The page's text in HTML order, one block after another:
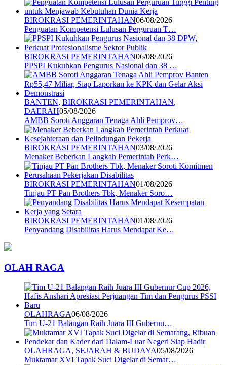
BIROKRASI PEMERINTAHAN06/08/2026
Penguatan Kompetensi Lulusan Perguruan T…
BIROKRASI PEMERINTAHAN06/08/2026
PPSPI Kukuhkan Pengurus Nasional dan 38 …
BANTEN, BIROKRASI PEMERINTAHAN,
DAERAH05/08/2026
AMBB Soroti Anggaran Tenaga Ahli Pemprov…
BIROKRASI PEMERINTAHAN03/08/2026
Menaker Beberkan Langkah Pemerintah Perk…
BIROKRASI PEMERINTAHAN01/08/2026
Tinjau PT Pan Brothers Tbk, Menaker Soro…
BIROKRASI PEMERINTAHAN01/08/2026
Penyandang Disabilitas Harus Mendapat Ke…
OLAH RAGA
OLAHRAGA06/08/2026
Tim U-21 Balangan Raih Juara III Gubernu…
OLAHRAGA, SEJARAH & BUDAYA05/08/2026
Muktamar XVI Tapak Suci Digelar di Semar…